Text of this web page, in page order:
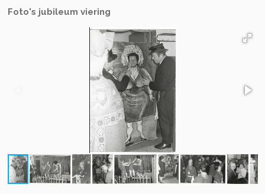
Foto's jubileum viering